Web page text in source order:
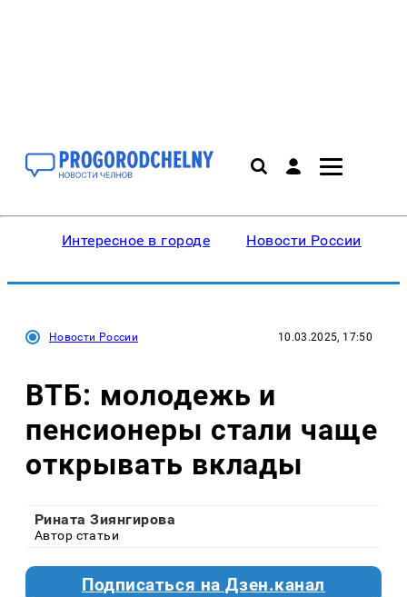
Интересное в городе Новости России
Новости России 10.03.2025, 17:50
ВТБ: молодежь и
пенсионеры стали чаще
открывать вклады
Рината Зиянгирова
Автор статьи
Подписаться на Дзен.канал